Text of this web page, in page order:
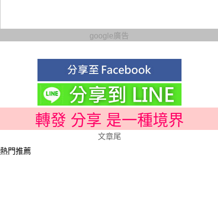
google廣告
轉發 分享 是一種境界
文章尾
熱門推薦